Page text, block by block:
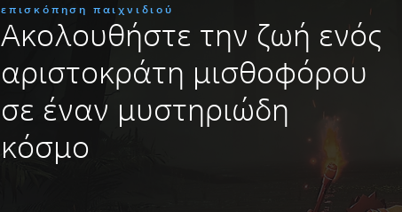
επισκόπηση παιχνιδιού
Ακολουθήστε την ζωή ενός
αριστοκράτη μισθοφόρου
σε έναν μυστηριώδη
κόσμο